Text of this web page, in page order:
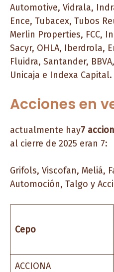
Automotive, Vidrala,
Ence, Tubacex, Tubos
Merlin Properties, FCC,
Sacyr, OHLA, Iberdrola,
Fluidra, Santander,
Unicaja e Indexa Capital.
Acciones en
actualmente hay7
al cierre de 2025 eran 7:
Grifols, Viscofan, Meliá,
Automoción, Talgo y
Cepo
ACCIONA